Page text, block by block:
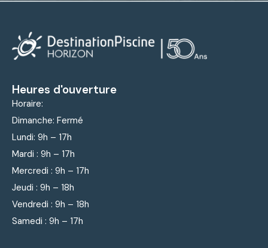
Heures d'ouverture
Horaire:
Dimanche: Fermé
Lundi: 9h – 17h
Mardi : 9h – 17h
Mercredi : 9h – 17h
Jeudi : 9h – 18h
Vendredi : 9h – 18h
Samedi : 9h – 17h